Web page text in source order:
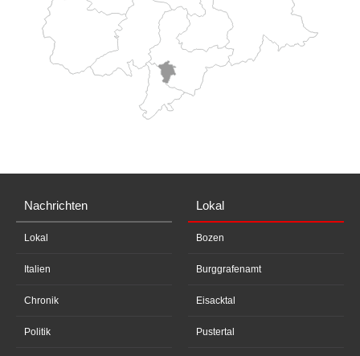
Nachrichten
Lokal
Italien
Chronik
Politik
Lokal
Bozen
Burggrafenamt
Eisacktal
Pustertal